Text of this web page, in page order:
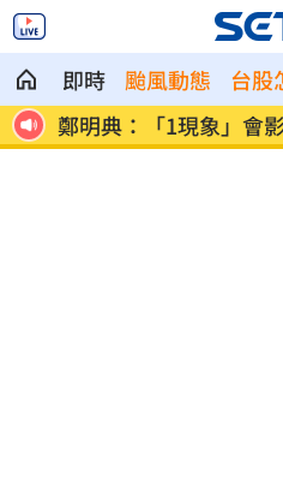
即時 颱風動態 台股
響颱風路徑、強度 真相只
場